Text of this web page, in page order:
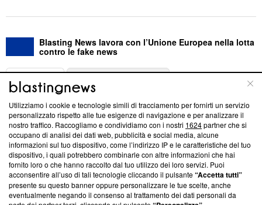
Blasting News lavora con l’Unione Europea nella lotta
contro le fake news
ABOUT
Questa sezione offre informazioni trasparenti su Blasting
News, sui nostri processi editoriali e su come ci impegniamo a
creare news di qualità. Inoltre, afferma la nostra aderenza a
‘Trust Project - News with Integrity’Blasting News non è
ancora membro del programma, ma ha richiesto di farne
parte; Trust Project non ha ancora effettuato una verifica di
conformità agli standard.
Utilizziamo i cookie e tecnologie simili di tracciamento per fornirti un servizio
personalizzato rispetto alle tue esigenze di navigazione e per analizzare il
nostro traffico. Raccogliamo e condividiamo con i nostri 1624partner che si
occupano di analisi dei dati web, pubblicità e social media, alcune
informazioni sul tuo dispositivo, come l’indirizzo IP e le caratteristiche del tuo
dispositivo, i quali potrebbero combinarle con altre informazioni che hai
fornito loro o che hanno raccolto dal tuo utilizzo dei loro servizi. Puoi
acconsentire all’uso di tali tecnologie cliccando il pulsante“Accetta tutti”
presente su questo banner oppure personalizzare le tue scelte, anche
eventualmente negando il consenso al trattamento dei dati personali da